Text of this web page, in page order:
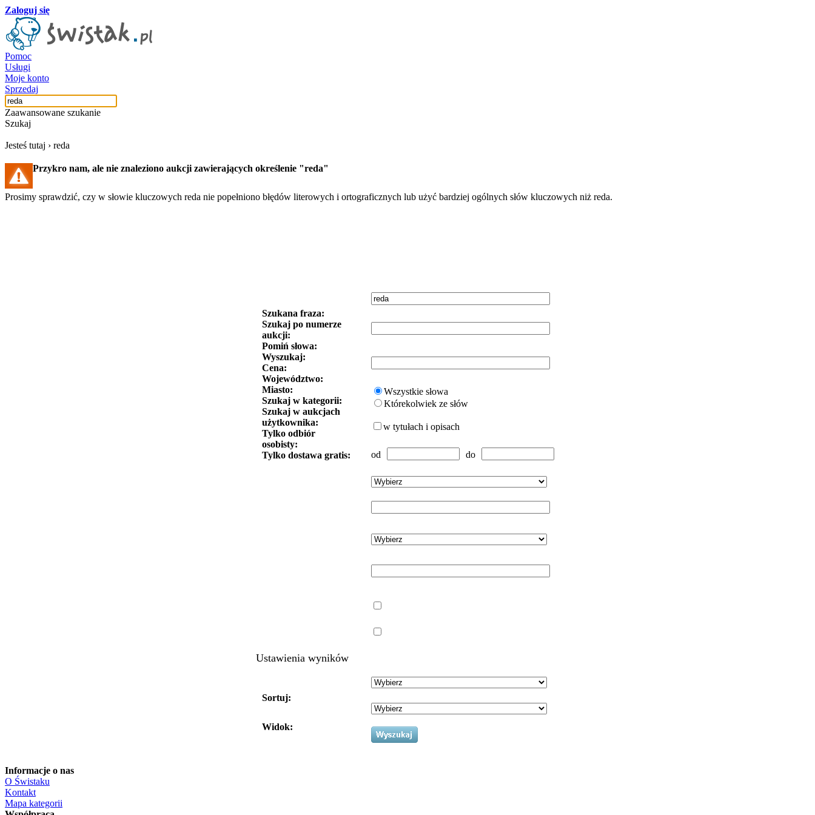
Zaloguj się
Pomoc
Usługi
Moje konto
Sprzedaj
Zaawansowane szukanie
Szukaj
Jesteś tutaj › reda
Przykro nam, ale nie znaleziono aukcji zawierających określenie "reda"
Prosimy sprawdzić, czy w słowie kluczowych reda nie popełniono błędów literowych i ortograficznych lub użyć bardziej ogólnych słów kluczowych niż reda.
Szukana fraza:
Szukaj po numerze
aukcji:
Pomiń słowa:
Wyszukaj:
Cena:
Województwo:
Miasto:
Szukaj w kategorii:
Szukaj w aukcjach
użytkownika:
Tylko odbiór
osobisty:
Tylko dostawa gratis:
Wszystkie słowa
Którekolwiek ze słów
w tytułach i opisach
od do
Ustawienia wyników
Sortuj:
Widok:
Informacje o nas
O Świstaku
Kontakt
Mapa kategorii